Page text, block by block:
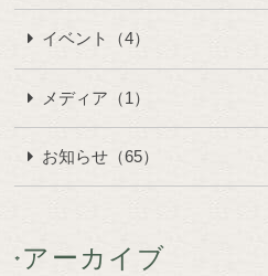
イベント（4）
メディア（1）
お知らせ（65）
アーカイブ